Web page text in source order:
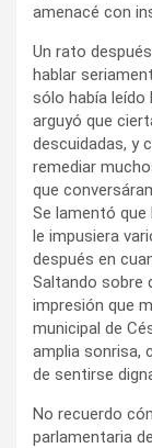
amenacé con
Un rato
hablar
sólo había leído
arguyó que
descuidadas, y
remediar
que
Se lamentó
le impusiera
después en
Saltando sobre
impresión que
municipal de
amplia sonrisa,
de sentirse
No recuerdo
parlamentaria